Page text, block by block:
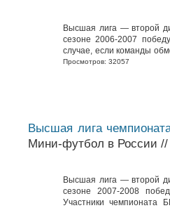
Высшая лига — второй
сезоне 2006-2007
случае, если команды
Просмотров: 32057
Высшая лига
Мини-футбол в России
Высшая лига — второй
сезоне 2007-2008
Участники чемпионата